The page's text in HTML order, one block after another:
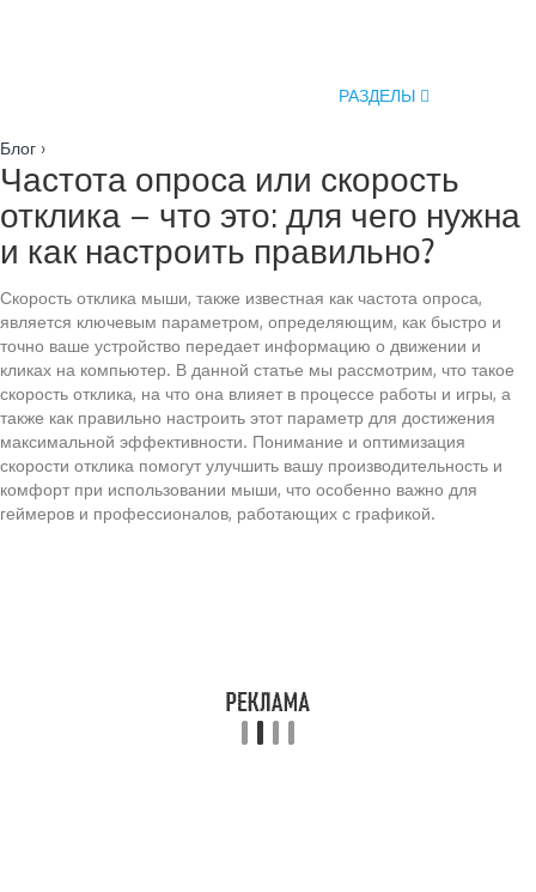
РАЗДЕЛЫ
Блог ›
Частота опроса или скорость
отклика – что это: для чего нужна
и как настроить правильно?
Скорость отклика мыши, также известная как частота опроса,
является ключевым параметром, определяющим, как быстро и
точно ваше устройство передает информацию о движении и
кликах на компьютер. В данной статье мы рассмотрим, что такое
скорость отклика, на что она влияет в процессе работы и игры, а
также как правильно настроить этот параметр для достижения
максимальной эффективности. Понимание и оптимизация
скорости отклика помогут улучшить вашу производительность и
комфорт при использовании мыши, что особенно важно для
геймеров и профессионалов, работающих с графикой.